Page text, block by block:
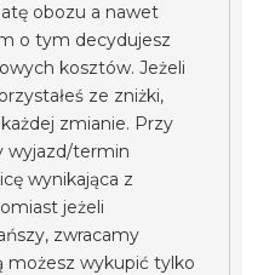
obozu a nawet
o tym decydujesz
kosztów. Jeżeli
ze zniżki,
zmianie. Przy
wyjazd/termin
wynikająca z
jeżeli
zwracamy
możesz wykupić tylko